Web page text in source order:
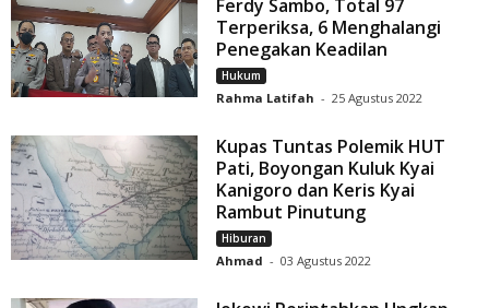
Ferdy Sambo, Total 97
Terperiksa, 6 Menghalangi
Penegakan Keadilan
Hukum
Rahma Latifah - 25 Agustus 2022
Kupas Tuntas Polemik HUT
Pati, Boyongan Kuluk Kyai
Kanigoro dan Keris Kyai
Rambut Pinutung
Hiburan
Ahmad - 03 Agustus 2022